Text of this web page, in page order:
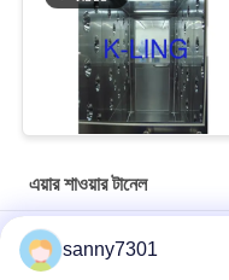
এয়ার শাওয়ার টানেল
জীবাণুনাশক স্পারি সহ করোনাভাইরাস
sanny7301